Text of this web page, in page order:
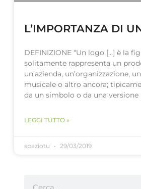
L’IMPORTANZA DI
DEFINIZIONE “Un logo […] è la
solitamente rappresenta un
un’azienda, un’organizzazione,
musicale o altro ancora;
da un simbolo o da una versione
LEGGI TUTTO »
spaziotu 29/03/2019